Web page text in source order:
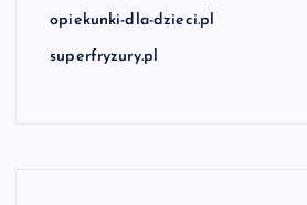
opiekunki-dla-dzieci.pl
superfryzury.pl